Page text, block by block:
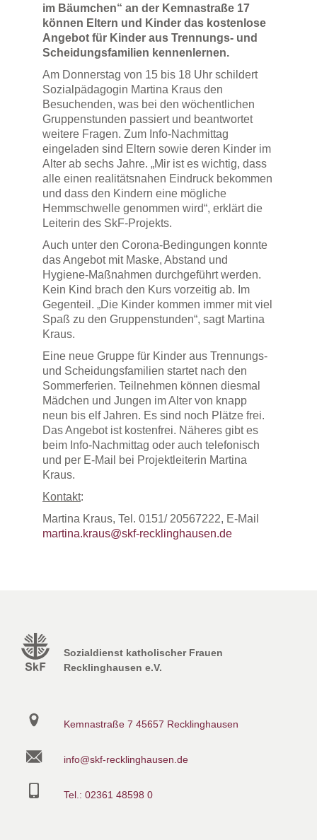
im Bäumchen“ an der Kemnastraße 17
können Eltern und Kinder das kostenlose
Angebot für Kinder aus Trennungs- und
Scheidungsfamilien kennenlernen.
Am Donnerstag von 15 bis 18 Uhr schildert
Sozialpädagogin Martina Kraus den
Besuchenden, was bei den wöchentlichen
Gruppenstunden passiert und beantwortet
weitere Fragen. Zum Info-Nachmittag
eingeladen sind Eltern sowie deren Kinder im
Alter ab sechs Jahre. „Mir ist es wichtig, dass
alle einen realitätsnahen Eindruck bekommen
und dass den Kindern eine mögliche
Hemmschwelle genommen wird“, erklärt die
Leiterin des SkF-Projekts.
Auch unter den Corona-Bedingungen konnte
das Angebot mit Maske, Abstand und
Hygiene-Maßnahmen durchgeführt werden.
Kein Kind brach den Kurs vorzeitig ab. Im
Gegenteil. „Die Kinder kommen immer mit viel
Spaß zu den Gruppenstunden“, sagt Martina
Kraus.
Eine neue Gruppe für Kinder aus Trennungs-
und Scheidungsfamilien startet nach den
Sommerferien. Teilnehmen können diesmal
Mädchen und Jungen im Alter von knapp
neun bis elf Jahren. Es sind noch Plätze frei.
Das Angebot ist kostenfrei. Näheres gibt es
beim Info-Nachmittag oder auch telefonisch
und per E-Mail bei Projektleiterin Martina
Kraus.
Kontakt:
Martina Kraus, Tel. 0151/ 20567222, E-Mail
martina.kraus@skf-recklinghausen.de
Sozialdienst katholischer Frauen
Recklinghausen e.V.
Kemnastraße 7 45657 Recklinghausen
info@skf-recklinghausen.de
Tel.: 02361 48598 0